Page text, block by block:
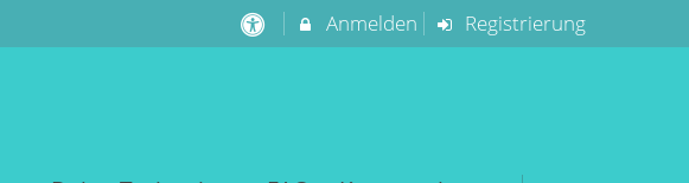
Anmelden Registrierung